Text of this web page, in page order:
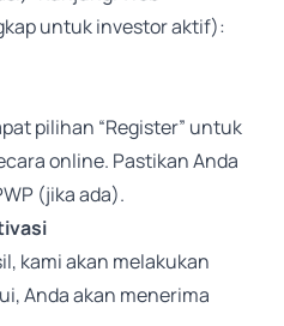
untuk investor aktif):
pilihan “Register” untuk
online. Pastikan Anda
(jika ada).
kami akan melakukan
Anda akan menerima